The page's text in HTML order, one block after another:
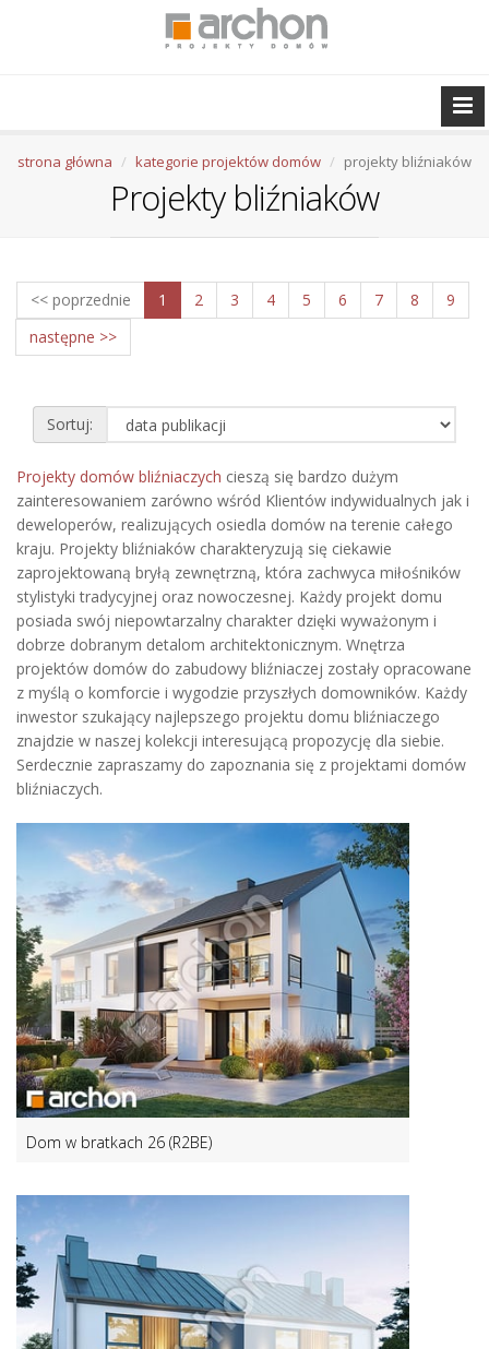
strona główna kategorie projektów domów projekty bliźniaków
Projekty bliźniaków
<< poprzednie 1 2 3 4 5 6 7 8
9
następne >>
Sortuj:
Projekty domów bliźniaczych cieszą się bardzo dużym
zainteresowaniem zarówno wśród Klientów indywidualnych jak i
deweloperów, realizujących osiedla domów na terenie całego
kraju. Projekty bliźniaków charakteryzują się ciekawie
zaprojektowaną bryłą zewnętrzną, która zachwyca miłośników
stylistyki tradycyjnej oraz nowoczesnej. Każdy projekt domu
posiada swój niepowtarzalny charakter dzięki wyważonym i
dobrze dobranym detalom architektonicznym. Wnętrza
projektów domów do zabudowy bliźniaczej zostały opracowane
z myślą o komforcie i wygodzie przyszłych domowników. Każdy
inwestor szukający najlepszego projektu domu bliźniaczego
znajdzie w naszej kolekcji interesującą propozycję dla siebie.
Serdecznie zapraszamy do zapoznania się z projektami domów
bliźniaczych.
Dom w bratkach 26 (R2BE)